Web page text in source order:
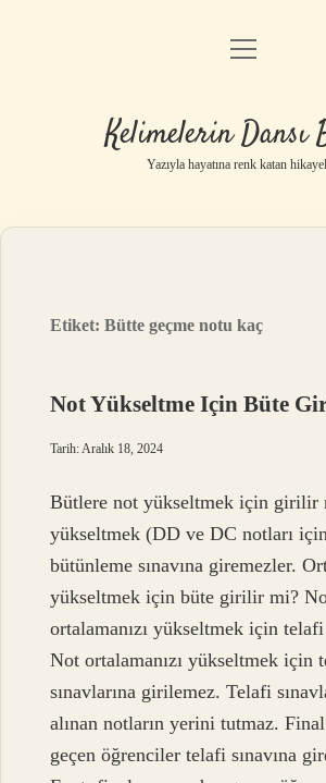
Anasayfa
Yasal Uyarı
menüyü
Kelimelerin Dansı
Yazıyla hayatına renk katan
Etiket:Bütte geçme notu kaç
Not Yükseltme Için Büte
Tarih: Aralık 18, 2024
Bütlere not yükseltmek için girilir
yükseltmek (DD ve DC notları
bütünleme sınavına giremezler.
yükseltmek için büte girilir mi?
ortalamanızı yükseltmek için telafi
Not ortalamanızı yükseltmek için
sınavlarına girilemez. Telafi
alınan notların yerini tutmaz. Final
geçen öğrenciler telafi sınavına